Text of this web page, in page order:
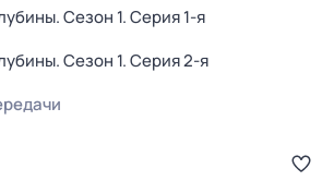
. Сезон 1. Серия 1-я
. Сезон 1. Серия 2-я